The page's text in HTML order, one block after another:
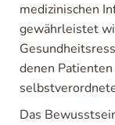
medizinischen
gewährleistet
denen
Das